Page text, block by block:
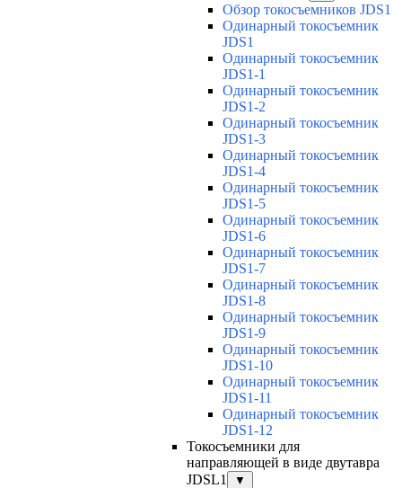
Обзор токосъемников JDS1
Одинарный токосъемник
JDS1
Одинарный токосъемник
JDS1-1
Одинарный токосъемник
JDS1-2
Одинарный токосъемник
JDS1-3
Одинарный токосъемник
JDS1-4
Одинарный токосъемник
JDS1-5
Одинарный токосъемник
JDS1-6
Одинарный токосъемник
JDS1-7
Одинарный токосъемник
JDS1-8
Одинарный токосъемник
JDS1-9
Одинарный токосъемник
JDS1-10
Одинарный токосъемник
JDS1-11
Одинарный токосъемник
JDS1-12
Токосъемники для
направляющей в виде двутавра
JDSL1
▼